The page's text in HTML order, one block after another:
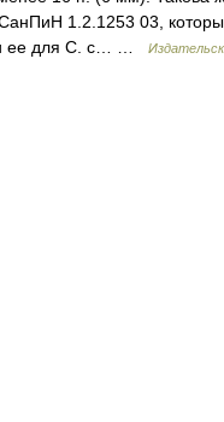
1.2.1253 03,
ее для С. с… …